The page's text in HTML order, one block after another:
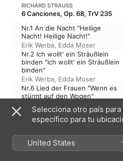
RICHARD STRAUSS
6 Canciones, Op. 68, TrV 235
Nr.1 An die Nacht "Heilige
Nacht! Heilige Nacht!"
Erik Werba, Edda Moser
Nr.2 Ich wollt' ein Sträußlein
binden "Ich wollt' ein Sträußlein
binden"
Erik Werba, Edda Moser
Nr.6 Lied der Frauen "Wenn es
stürmt auf den Wogen"
Erik Werba
, Edda Moser
Nr.4 Als mir dein Lied erklang
"Dein Lied erklang"
Nr.3 Säusle, liebe Myrthe
"Säusle, liebe Myrthe"
Selecciona otro país
específico para tu
United States